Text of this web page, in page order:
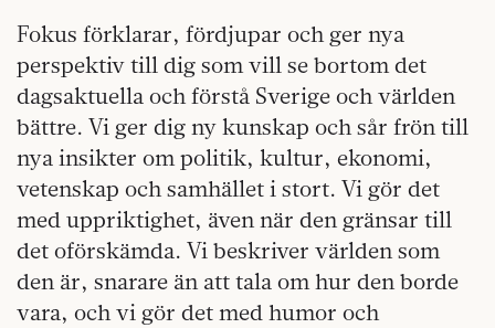
Fokus förklarar, fördjupar och ger nya
perspektiv till dig som vill se bortom det
dagsaktuella och förstå Sverige och världen
bättre. Vi ger dig ny kunskap och sår frön till
nya insikter om politik, kultur, ekonomi,
vetenskap och samhället i stort. Vi gör det
med uppriktighet, även när den gränsar till
det oförskämda. Vi beskriver världen som
den är, snarare än att tala om hur den borde
vara, och vi gör det med humor och